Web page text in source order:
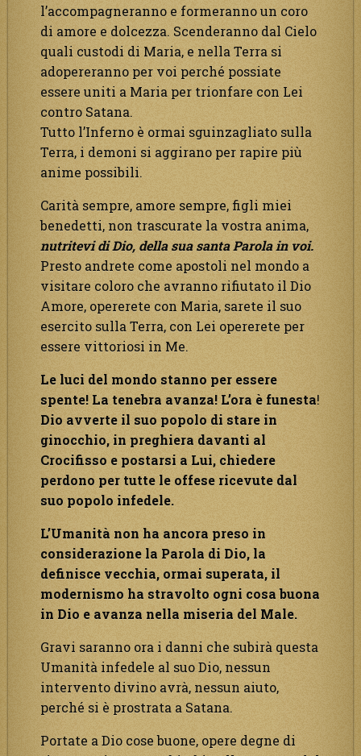
l’accompagneranno e formeranno un coro
di amore e dolcezza. Scenderanno dal Cielo
quali custodi di Maria, e nella Terra si
adopereranno per voi perché possiate
essere uniti a Maria per trionfare con Lei
contro Satana.
Tutto l’Inferno è ormai sguinzagliato sulla
Terra, i demoni si aggirano per rapire più
anime possibili.
Carità sempre, amore sempre, figli miei
benedetti, non trascurate la vostra anima,
nutritevi di Dio, della sua santa Parola in voi.
Presto andrete come apostoli nel mondo a
visitare coloro che avranno rifiutato il Dio
Amore, opererete con Maria, sarete il suo
esercito sulla Terra, con Lei opererete per
essere vittoriosi in Me.
Le luci del mondo stanno per essere
spente! La tenebra avanza! L’ora è funesta!
Dio avverte il suo popolo di stare in
ginocchio, in preghiera davanti al
Crocifisso e postarsi a Lui, chiedere
perdono per tutte le offese ricevute dal
suo popolo infedele.
L’Umanità non ha ancora preso in
considerazione la Parola di Dio, la
definisce vecchia, ormai superata, il
modernismo ha stravolto ogni cosa buona
in Dio e avanza nella miseria del Male.
Gravi saranno ora i danni che subirà questa
Umanità infedele al suo Dio, nessun
intervento divino avrà, nessun aiuto,
perché si è prostrata a Satana.
Portate a Dio cose buone, opere degne di